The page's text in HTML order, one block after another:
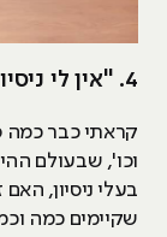
4. "אין לי ניסיון בכלל, למה שיעסיקו אותי?"
קראתי כבר כמה
וכו', שבעולם
שקיימים כמה